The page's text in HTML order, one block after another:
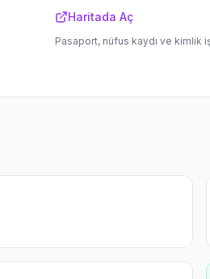
Haritada Aç
Pasaport, nüfus kaydı ve kimlik